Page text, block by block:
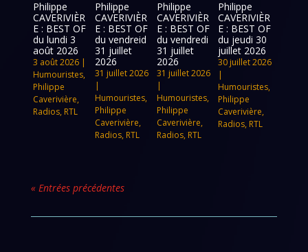
Philippe
CAVERIVIÈR
E : BEST OF
du lundi 3
août 2026
3 août 2026 |
Humouristes,
Philippe
Caverivière,
Radios, RTL
Philippe
CAVERIVIÈR
E : BEST OF
du vendreid
31 juillet
2026
31 juillet 2026
|
Humouristes,
Philippe
Caverivière,
Radios, RTL
Philippe
CAVERIVIÈR
E : BEST OF
du vendredi
31 juillet
2026
31 juillet 2026
|
Humouristes,
Philippe
Caverivière,
Radios, RTL
Philippe
CAVERIVIÈR
E : BEST OF
du jeudi 30
juillet 2026
30 juillet 2026
|
Humouristes,
Philippe
Caverivière,
Radios, RTL
« Entrées précédentes